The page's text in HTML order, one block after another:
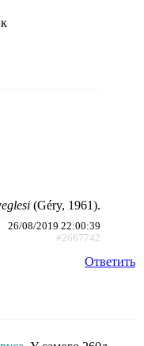
(Géry, 1961).
26/08/2019 22:00:39
#2667742
Ответить